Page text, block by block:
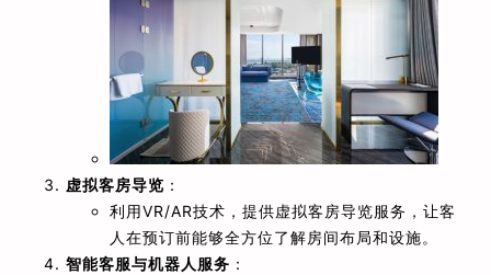
虚拟客房导览 ：
利用VR/AR技术，提供虚拟客房导览服务，让客
人在预订前能够全方位了解房间布局和设施。
智能客服与机器人服务 ：